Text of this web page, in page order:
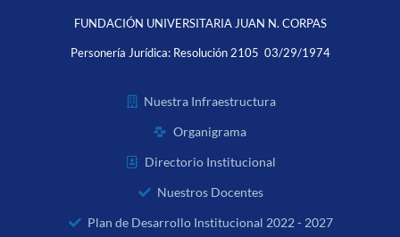
FUNDACIÓN UNIVERSITARIA JUAN N. CORPAS
Personería Jurídica: Resolución 2105 03/29/1974
Nuestra Infraestructura
Organigrama
Directorio Institucional
Nuestros Docentes
Plan de Desarrollo Institucional 2022 - 2027